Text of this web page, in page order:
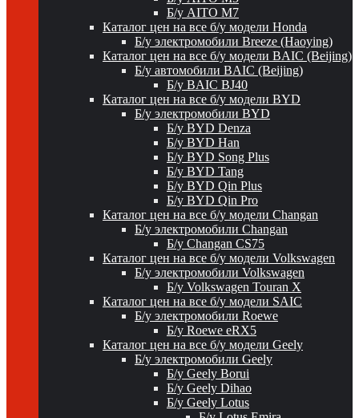
Б/у AITO M7
Каталог цен на все б/у модели Honda
Б/у электромобили Breeze (Haoying)
Каталог цен на все б/у модели BAIC (Beijing)
Б/у автомобили BAIC (Beijing)
Б/у BAIC BJ40
Каталог цен на все б/у модели BYD
Б/у электромобили BYD
Б/у BYD Denza
Б/у BYD Han
Б/у BYD Song Plus
Б/у BYD Tang
Б/у BYD Qin Plus
Б/у BYD Qin Pro
Каталог цен на все б/у модели Changan
Б/у электромобили Changan
Б/у Changan CS75
Каталог цен на все б/у модели Volkswagen
Б/у электромобили Volkswagen
Б/у Volkswagen Touran X
Каталог цен на все б/у модели SAIC
Б/у электромобили Roewe
Б/у Roewe eRX5
Каталог цен на все б/у модели Geely
Б/у электромобили Geely
Б/у Geely Borui
Б/у Geely Dihao
Б/у Geely Lotus